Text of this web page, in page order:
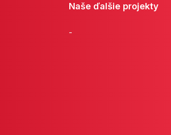
Naše ďalšie projekty
-